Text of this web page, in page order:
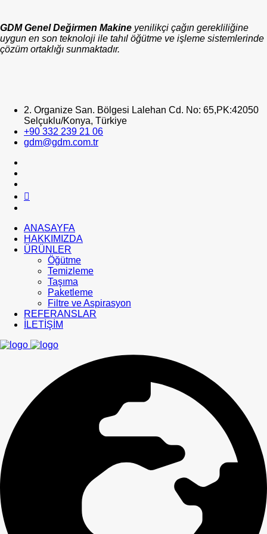
GDM Genel Değirmen Makine yenilikçi çağın gerekliliğine
uygun en son teknoloji ile tahıl öğütme ve işleme sistemlerinde
çözüm ortaklığı sunmaktadır.
2. Organize San. Bölgesi Lalehan Cd. No: 65,PK:42050
Selçuklu/Konya, Türkiye
+90 332 239 21 06
gdm@gdm.com.tr
ANASAYFA
HAKKIMIZDA
ÜRÜNLER
Öğütme
Temizleme
Taşıma
Paketleme
Filtre ve Aspirasyon
REFERANSLAR
İLETİŞİM